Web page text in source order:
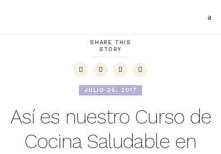
SHARE THIS
STORY
JULIO 25, 2017
Así es nuestro Curso de
Cocina Saludable en